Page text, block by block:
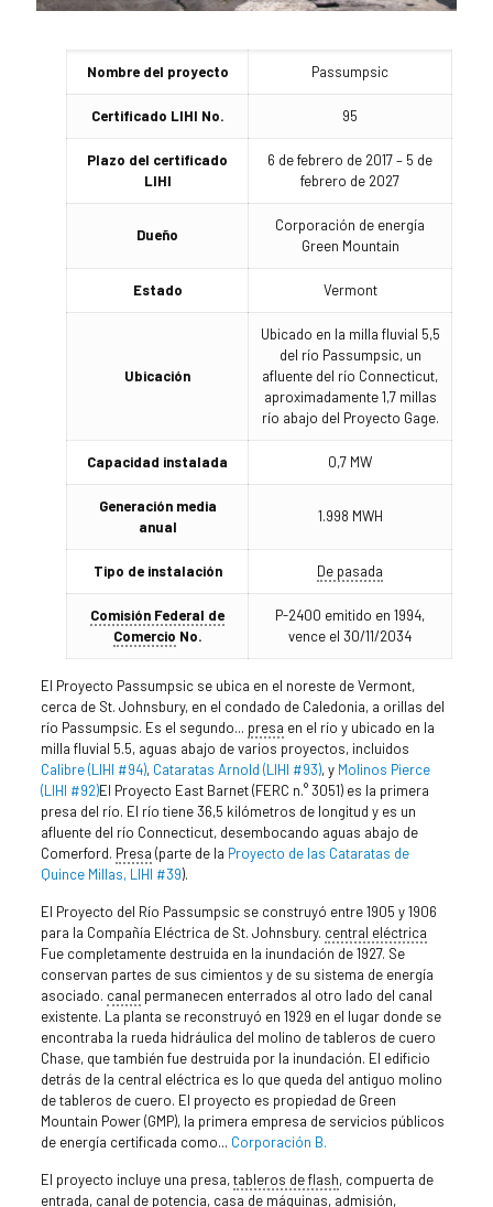
Nombre del proyecto Passumpsic
Certificado LIHI No. 95
Plazo del certificado
LIHI
6 de febrero de 2017 – 5 de
febrero de 2027
Dueño
Corporación de energía
Green Mountain
Estado Vermont
Ubicación
Ubicado en la milla fluvial 5,5
del río Passumpsic, un
afluente del río Connecticut,
aproximadamente 1,7 millas
río abajo del Proyecto Gage.
Capacidad instalada 0,7 MW
Generación media
anual
1.998 MWH
Tipo de instalación De pasada
Comisión Federal de
Comercio No.
P-2400 emitido en 1994,
vence el 30/11/2034
El Proyecto Passumpsic se ubica en el noreste de Vermont,
cerca de St. Johnsbury, en el condado de Caledonia, a orillas del
río Passumpsic. Es el segundo... presa en el río y ubicado en la
milla fluvial 5.5, aguas abajo de varios proyectos, incluidos
Calibre (LIHI #94), Cataratas Arnold (LIHI #93), y Molinos Pierce
(LIHI #92)El Proyecto East Barnet (FERC n.° 3051) es la primera
presa del río. El río tiene 36,5 kilómetros de longitud y es un
afluente del río Connecticut, desembocando aguas abajo de
Comerford. Presa (parte de la Proyecto de las Cataratas de
Quince Millas, LIHI #39).
El Proyecto del Río Passumpsic se construyó entre 1905 y 1906
para la Compañía Eléctrica de St. Johnsbury. central eléctrica
Fue completamente destruida en la inundación de 1927. Se
conservan partes de sus cimientos y de su sistema de energía
asociado. canal permanecen enterrados al otro lado del canal
existente. La planta se reconstruyó en 1929 en el lugar donde se
encontraba la rueda hidráulica del molino de tableros de cuero
Chase, que también fue destruida por la inundación. El edificio
detrás de la central eléctrica es lo que queda del antiguo molino
de tableros de cuero. El proyecto es propiedad de Green
Mountain Power (GMP), la primera empresa de servicios públicos
de energía certificada como... Corporación B.
El proyecto incluye una presa,tableros de flash, compuerta de
entrada, canal de potencia, casa de máquinas, admisión,